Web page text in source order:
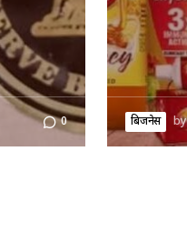
0 बिजनेस by